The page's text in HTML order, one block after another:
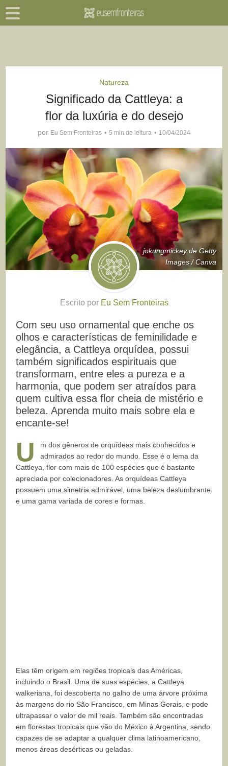
Natureza
Significado da Cattleya: a
flor da luxúria e do desejo
por Eu Sem Fronteiras 5 min de leitura 10/04/2024
jokungmickey de Getty
Images / Canva
Escrito por Eu Sem Fronteiras
Com seu uso ornamental que enche os
olhos e características de feminilidade e
elegância, a Cattleya orquídea, possui
também significados espirituais que
transformam, entre eles a pureza e a
harmonia, que podem ser atraídos para
quem cultiva essa flor cheia de mistério e
beleza. Aprenda muito mais sobre ela e
encante-se!
U
m dos gêneros de orquídeas mais conhecidos e
admirados ao redor do mundo. Esse é o lema da
Cattleya, flor com mais de 100 espécies que é bastante
apreciada por colecionadores. As orquídeas Cattleya
possuem uma simetria admirável, uma beleza deslumbrante
e uma gama variada de cores e formas.
Elas têm origem em regiões tropicais das Américas,
incluindo o Brasil. Uma de suas espécies, a Cattleya
walkeriana, foi descoberta no galho de uma árvore próxima
às margens do rio São Francisco, em Minas Gerais, e pode
ultrapassar o valor de mil reais. Também são encontradas
em florestas tropicais que vão do México à Argentina, sendo
capazes de se adaptar a qualquer clima latinoamericano,
menos áreas desérticas ou geladas.